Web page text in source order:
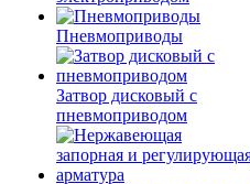
Пневмоприводы
Затвор дисковый с
пневмоприводом